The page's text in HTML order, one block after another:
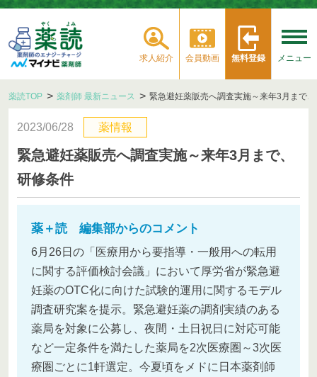
求人紹介 会員動画 無料登録 メニュー
薬読TOP 薬剤師 最新ニュース 緊急避妊薬販売へ調査実施～来年3月まで
2023/06/28 薬情報
緊急避妊薬販売へ調査実施～来年3月まで、
研修条件
薬＋読 編集部からのコメント
6月26日の「医療用から要指導・一般用への転用
に関する評価検討会議」において厚労省が緊急避
妊薬のOTC化に向けた試験的運用に関するモデル
調査研究案を提示。緊急避妊薬の調剤実績のある
薬局を対象に公募し、夜間・土日祝日に対応可能
など一定条件を満たした薬局を2次医療圏～3次医
療圏ごとに1軒選定。今夏頃をメドに日本薬剤師